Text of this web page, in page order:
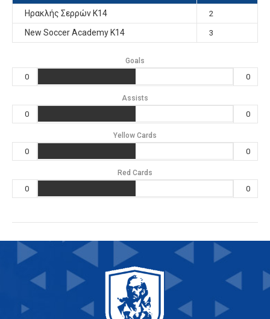
Ηρακλής Σερρών Κ14 2
New Soccer Academy Κ14 3
Goals
0 0
Assists
0 0
Yellow Cards
0 0
Red Cards
0 0